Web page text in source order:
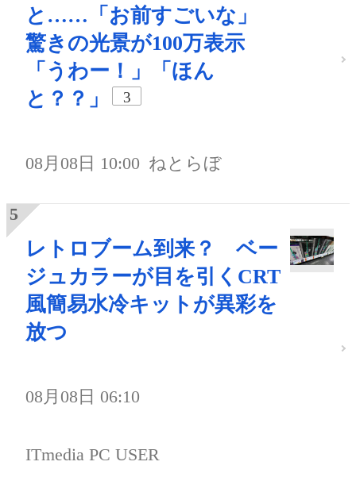
と……「お前すごいな」
驚きの光景が100万表示
「うわー！」「ほん
と？？」
3
08月08日 10:00 ねとらぼ
レトロブーム到来？ ベー
ジュカラーが目を引くCRT
風簡易水冷キットが異彩を
放つ
08月08日 06:10
ITmedia PC USER